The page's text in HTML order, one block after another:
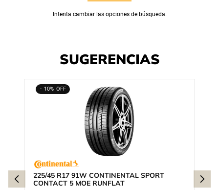
Intenta cambiar las opciones de búsqueda.
SUGERENCIAS
10%
225/45 R17 91W CONTINENTAL SPORT
CONTACT 5 MOE RUNFLAT